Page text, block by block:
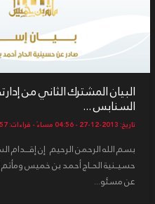
البيان المشترك الثاني من
السنابس ...
تاريخ: 2013-12-27 - 04:56 مساءً - قراءات: 3457
بسم الله الرحمن الرحيم إن إقـــدام
حسيــنية الحــاج أحمد بن خميس
عن مسئو...